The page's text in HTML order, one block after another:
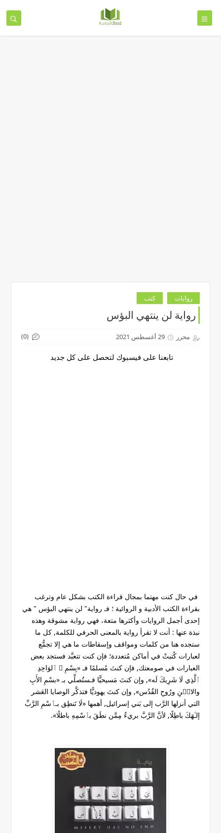
روايات كتب
رواية لن ينتهي البؤس
محرر 29 أغسطس 2021 (0)
تابعنا على فيسبوك لتحصل على كل جديد
في حال كنت مهتما بمجال قراءة الكتب بشكل عام وترغب
بقراءة الكتب الأدبية و الروائية ؛ فـ رواية" لن ينتهي البؤس " هي
إحدى أجمل الروايات وأكثرها متعة، فهي رواية مشوقة وهذه
نبذة عنها : أنت لا تقرأ رواية بالمعنى الحرفي للكلمة, كل ما
ستجده هنا من كلمات ومواقف وإسقاطات ما هي إلا تجمُّع
لعبارات كُتبتْ في أماكن مُتعددة؛ فإن كنت تتعبَّد فستجد بعض
العبارات في صومعتك, فإن كنتَ مُسلمًا فـ «بِسْمِ ﷲ ٱلوَاحِدِ
ٱلَّذِي لَا شَرِيكَ لَه», وإن كنتَ مَسيحيًّا فـستُصلِّي بـ «بسْمِ الأَبِ
والابۡنِ ورُوحِ القُدُس», وإن كنتَ يهوديًّا فتذكَّر الوصايا العَشر
التي أنزلها الرَّب إلى بَني إسرائيل, أهمها «لَا تَنطِق بـٱسْمِ الرَّبِّ
إلـٰهَكَ باطِلًا, لأنَّ الرَّبَّ بريءٌ مِمَّن نطَقَ بٱسْمِهِ باطلًا».